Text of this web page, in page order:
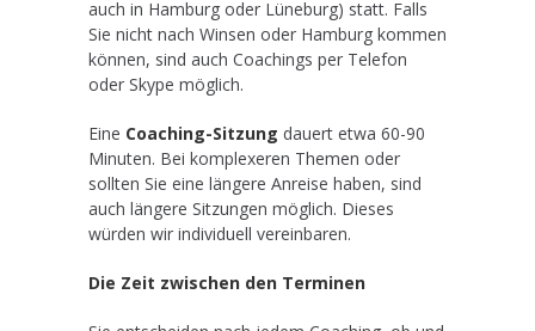
auch in Hamburg oder Lüneburg) statt. Falls
Sie nicht nach Winsen oder Hamburg kommen
können, sind auch Coachings per Telefon
oder Skype möglich.
Eine Coaching-Sitzung dauert etwa 60-90
Minuten. Bei komplexeren Themen oder
sollten Sie eine längere Anreise haben, sind
auch längere Sitzungen möglich. Dieses
würden wir individuell vereinbaren.
Die Zeit zwischen den Terminen